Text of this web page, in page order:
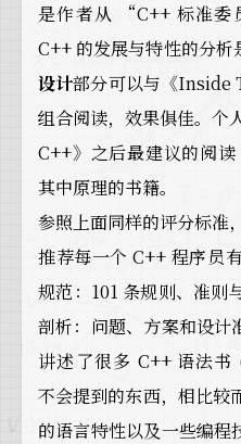
是作者从 “C++ 标准委
C++ 的发展与特性的分析
设计部分可以与《Inside
组合阅读，效果俱佳。
C++》之后最建议的阅
其中原理的书籍。
参照上面同样的评分标准
推荐每一个 C++ 程序员
规范：101 条规则、准则
剖析：问题、方案和设计
讲述了很多 C++ 语法
不会提到的东西，相比较
的语言特性以及一些编程